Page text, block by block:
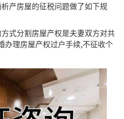
房屋的征税问题做了如下规
分割房屋产权是夫妻双方对共
办理房屋产权过户手续,不征收个